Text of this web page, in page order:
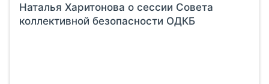
Наталья Харитонова о сессии Совета
коллективной безопасности ОДКБ